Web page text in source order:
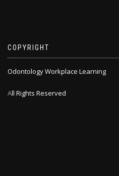
COPYRIGHT
Odontology Workplace Learning
All Rights Reserved